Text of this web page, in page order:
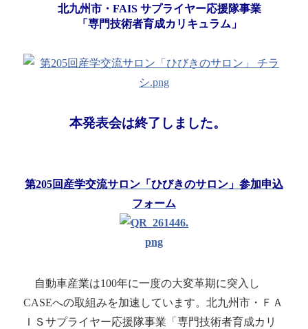
北九州市・FAIS サプライヤー応援隊事業
「専門技術者育成カリキュラム」
本発表会は終了しました。
第205回産学交流サロン「ひびきのサロン」参加申込
フォーム
自動車産業は100年に一度の大変革期に突入し
CASEへの取組みを加速しています。北九州市・ＦＡ
ＩＳサプライヤー応援隊事業「専門技術者育成カリ